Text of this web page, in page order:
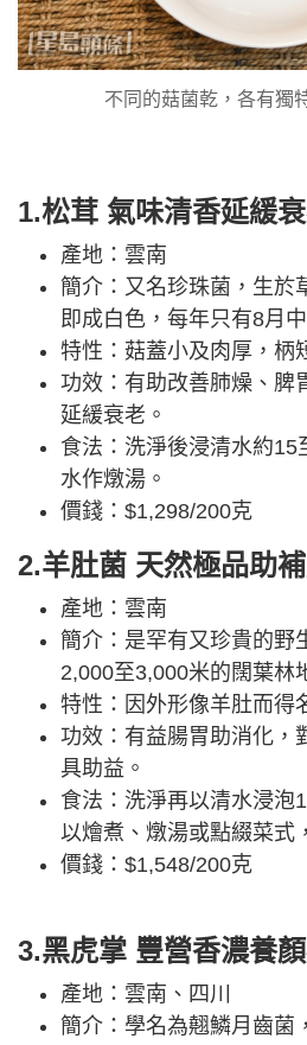
不同的菇菌乾，各有獨
1.松茸 氣味清香延緩
產地：雲南
簡介：又名珍珠菌，生於
即成白色，每年只有8月
特性：菇蓋小及肉厚，柄
功效：有助改善肺燥、脾
延緩衰老。
食法：洗淨後浸清水約15
水作燉湯。
價錢：$1,298/200克
2.羊肚菌 天然極品助
產地：雲南
簡介：是罕有又珍貴的野
2,000至3,000米的闊葉林
特性：因外形像羊肚而得
功效：有益腸胃助消化，
具助益。
食法：洗淨再以清水浸泡
以燴煮、燉湯或點綴菜式
價錢：$1,548/200克
3.黑虎掌 豐營香濃養
產地：雲南、四川
簡介：學名為翹鱗月齒菌